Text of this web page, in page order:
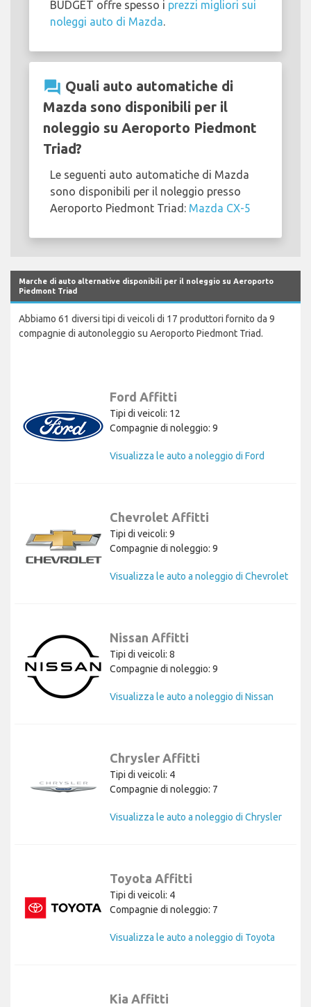
BUDGET offre spesso i prezzi migliori sui
noleggi auto di Mazda.
question_answer Quali auto automatiche di
Mazda sono disponibili per il
noleggio su Aeroporto Piedmont
Triad?
Le seguenti auto automatiche di Mazda
sono disponibili per il noleggio presso
Aeroporto Piedmont Triad: Mazda CX-5
Marche di auto alternative disponibili per il noleggio su Aeroporto
Piedmont Triad
Abbiamo 61 diversi tipi di veicoli di 17 produttori fornito da 9
compagnie di autonoleggio su Aeroporto Piedmont Triad.
Ford Affitti
Tipi di veicoli: 12
Compagnie di noleggio: 9
Visualizza le auto a noleggio di Ford
Chevrolet Affitti
Tipi di veicoli: 9
Compagnie di noleggio: 9
Visualizza le auto a noleggio di Chevrolet
Nissan Affitti
Tipi di veicoli: 8
Compagnie di noleggio: 9
Visualizza le auto a noleggio di Nissan
Chrysler Affitti
Tipi di veicoli: 4
Compagnie di noleggio: 7
Visualizza le auto a noleggio di Chrysler
Toyota Affitti
Tipi di veicoli: 4
Compagnie di noleggio: 7
Visualizza le auto a noleggio di Toyota
Kia Affitti